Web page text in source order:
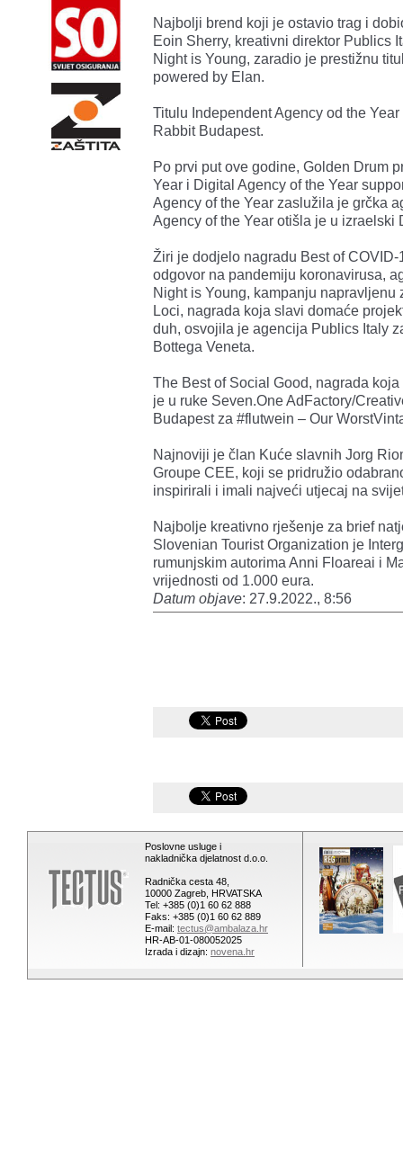
Najbolji brend koji je ostavio trag i
Eoin Sherry, kreativni direktor Publics
Night is Young, zaradio je prestižnu
powered by Elan.
Titulu Independent Agency od the
Rabbit Budapest.
Po prvi put ove godine, Golden Drum
Year i Digital Agency of the Year
Agency of the Year zaslužila je grčka
Agency of the Year otišla je u izraelski
Žiri je dodjelo nagradu Best of
odgovor na pandemiju koronavirusa,
Night is Young, kampanju napravljenu
Loci, nagrada koja slavi domaće
duh, osvojila je agencija Publics Italy
Bottega Veneta.
The Best of Social Good, nagrada
je u ruke Seven.One AdFactory/
Budapest za #flutwein – Our
Najnoviji je član Kuće slavnih Jorg
Groupe CEE, koji se pridružio
inspirirali i imali najveći utjecaj na
Najbolje kreativno rješenje za brief
Slovenian Tourist Organization je
rumunjskim autorima Anni Floareai i
vrijednosti od 1.000 eura.
Datum objave: 27.9.2022., 8:56
Poslovne usluge i
nakladnička djelatnost d.o.o.
Radnička cesta 48,
10000 Zagreb, HRVATSKA
Tel: +385 (0)1 60 62 888
Faks: +385 (0)1 60 62 889
E-mail: tectus@ambalaza.hr
HR-AB-01-080052025
Izrada i dizajn: novena.hr